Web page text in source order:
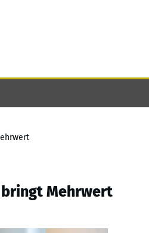
bringt Mehrwert